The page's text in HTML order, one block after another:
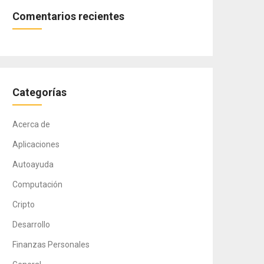
Comentarios recientes
Categorías
Acerca de
Aplicaciones
Autoayuda
Computación
Cripto
Desarrollo
Finanzas Personales